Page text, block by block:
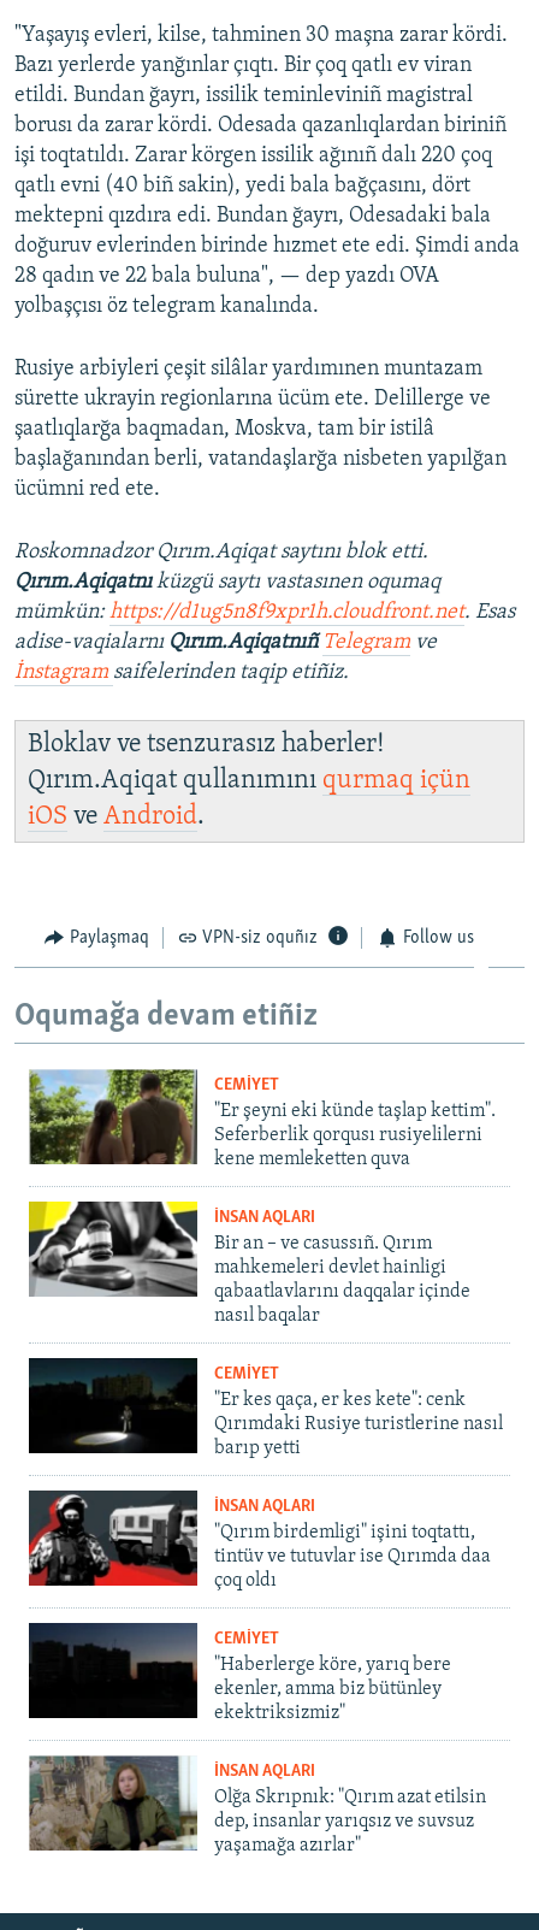
"Yaşayış evleri, kilse, tahminen 30 maşna zarar kördi.
Bazı yerlerde yanğınlar çıqtı. Bir çoq qatlı ev viran
etildi. Bundan ğayrı, issilik teminleviniñ magistral
borusı da zarar kördi. Odesada qazanlıqlardan biriniñ
işi toqtatıldı. Zarar körgen issilik ağınıñ dalı 220 çoq
qatlı evni (40 biñ sakin), yedi bala bağçasını, dört
mektepni qızdıra edi. Bundan ğayrı, Odesadaki bala
doğuruv evlerinden birinde hızmet ete edi. Şimdi anda
28 qadın ve 22 bala buluna", — dep yazdı OVA
yolbaşçısı öz telegram kanalında.
Rusiye arbiyleri çeşit silâlar yardımınen muntazam
sürette ukrayin regionlarına ücüm ete. Delillerge ve
şaatlıqlarğa baqmadan, Moskva, tam bir istilâ
başlağanından berli, vatandaşlarğa nisbeten yapılğan
ücümni red ete.
Roskomnadzor Qırım.Aqiqat saytını blok etti.
Qırım.Aqiqatnıküzgü saytı vastasınen oqumaq
mümkün:https://d1ug5n8f9xpr1h.cloudfront.net. Esas
adise-vaqialarnı Qırım.Aqiqatnıñ Telegram ve
İnstagram saifelerinden taqip etiñiz.
Bloklav ve tsenzurasız haberler!
Qırım.Aqiqat qullanımını qurmaq içün
iOS ve Android.
Paylaşmaq VPN-siz oquñız Follow us
Oqumağa devam etiñiz
CEMİYET
"Er şeyni eki künde taşlap kettim".
Seferberlik qorqusı rusiyelilerni
kene memleketten quva
İNSAN AQLARI
Bir an – ve casussıñ. Qırım
mahkemeleri devlet hainligi
qabaatlavlarını daqqalar içinde
nasıl baqalar
CEMİYET
"Er kes qaça, er kes kete": cenk
Qırımdaki Rusiye turistlerine nasıl
barıp yetti
İNSAN AQLARI
"Qırım birdemligi" işini toqtattı,
tintüv ve tutuvlar ise Qırımda daa
çoq oldı
CEMİYET
"Haberlerge köre, yarıq bere
ekenler, amma biz bütünley
ekektriksizmiz"
İNSAN AQLARI
Olğa Skrıpnık: "Qırım azat etilsin
dep, insanlar yarıqsız ve suvsuz
yaşamağa azırlar"